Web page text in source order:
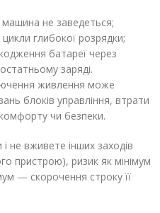
не заведеться;
глибокої розрядки;
батареї через
заряді.
живлення може
блоків управління, втрати
чи безпеки.
не вживете інших заходів
пристрою), ризик як мінімум
— скорочення строку її